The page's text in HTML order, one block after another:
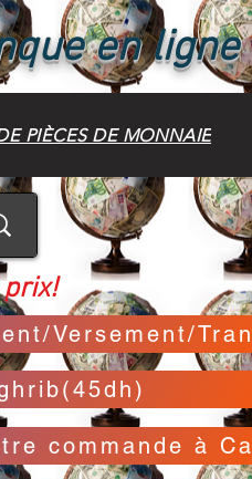
en ligne
PIÈCES DE MONNAIE
Versement/
commande à